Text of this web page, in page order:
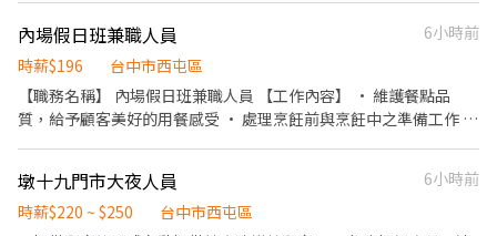
餐節奏。 * 具責任感、重視餐點品質。 * 能配合團隊合作，抗壓性
佳。 * 可長期配合、假日可排班者優先。
內場假日班兼職人員
6小時前
時薪$196
台中市西屯區
【職務名稱】 內場假日班兼職人員 【工作內容】 • 維護餐點品
質，給予顧客美好的用餐感受 • 處理烹飪前與烹飪中之準備工作 •
事項 【工作時間】 • 排班制 • 營業時段：10:00-20:30 • 視營運
需求輪班 • 可協調班別 【職務條件】 • 良好的工作態度 • 個性主
墩十九門市大夜人員
6小時前
時薪$220 ~ $250
台中市西屯區